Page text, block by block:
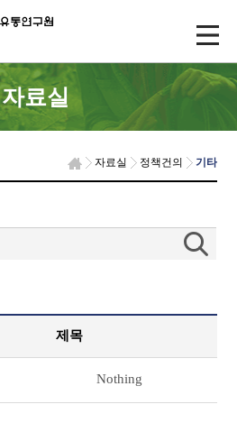
자료실
자료실 정책건의 기타
제목
Nothing